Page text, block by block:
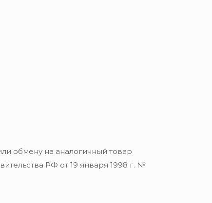
обмену на аналогичный товар
РФ от 19 января 1998 г. №